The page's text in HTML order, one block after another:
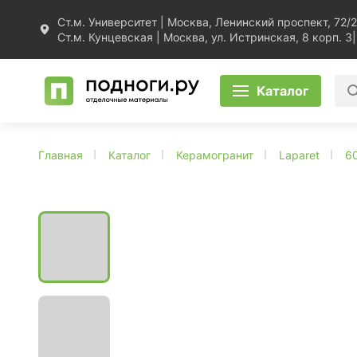
Ст.м. Университет | Москва, Ленинский проспект, 72/2
Ст.м. Кунцевская | Москва, ул. Истринская, 8 корп. 3
Каталог
Главная Каталог Керамогранит Laparet